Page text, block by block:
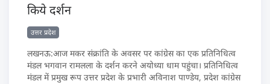
किये दर्शन
उत्तर प्रदेश
लखनऊ:आज मकर संक्रांति के अवसर पर कांग्रेस का एक प्रतिनिधित्व
मंडल भगवान रामलला के दर्शन करने अयोध्या धाम पहुंचा। प्रतिनिधित्व
मंडल में प्रमुख रूप उत्तर प्रदेश के प्रभारी अविनाश पाण्डेय, प्रदेश कांग्रेस